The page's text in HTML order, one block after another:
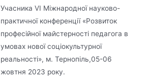
Учасника VI Міжнародної науково-
практичної конференції «Розвиток
професійної майстерності педагога в
умовах нової соціокультурної
реальності», м. Тернопіль,05-06
жовтня 2023 року.